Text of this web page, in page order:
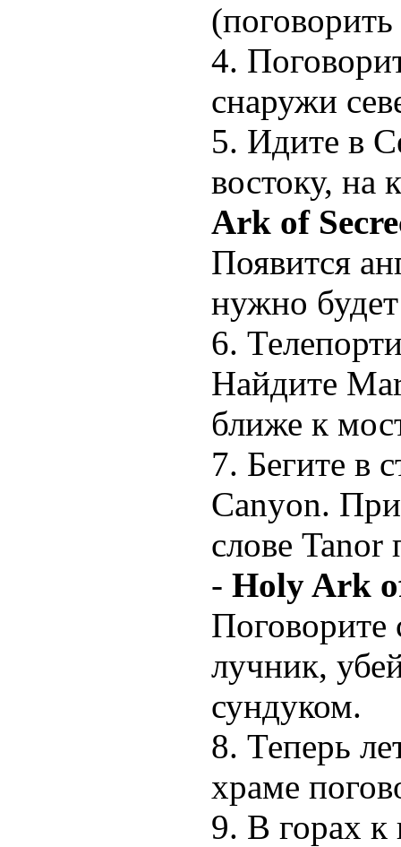
4.
снаружи
5. Идите в
востоку, на
Ark of
Появится
нужно
6.
Найдите
ближе к
7. Бегите в
Canyon.
слове Tanor
- Holy Ark
Поговорите
лучник,
сундуком.
8. Теперь
храме
9. В горах